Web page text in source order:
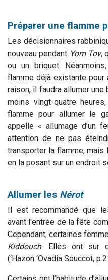
Préparer une flamme
Les décisionnaires
nouveau pendant Yom Tov,
ou un briquet.
flamme déjà existante pour
raison, il faudra allumer
moins vingt-quatre
flamme pour allumer le
appelle « allumage d’un
attention de ne pas
transporter la flamme, mais
en la posant sur un endroit
Allumer les Nérot
Il est recommandé que
avant l'entrée de la fête
Cependant, certaines
Kiddouch. Elles ont sur
(‘Hazon ‘Ovadia Souccot,